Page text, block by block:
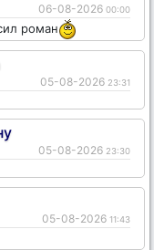
06-08-2026 00:00
роман
05-08-2026 23:31
05-08-2026 23:30
05-08-2026 11:43